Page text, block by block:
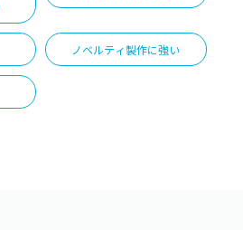
ノベルティ製作に強い